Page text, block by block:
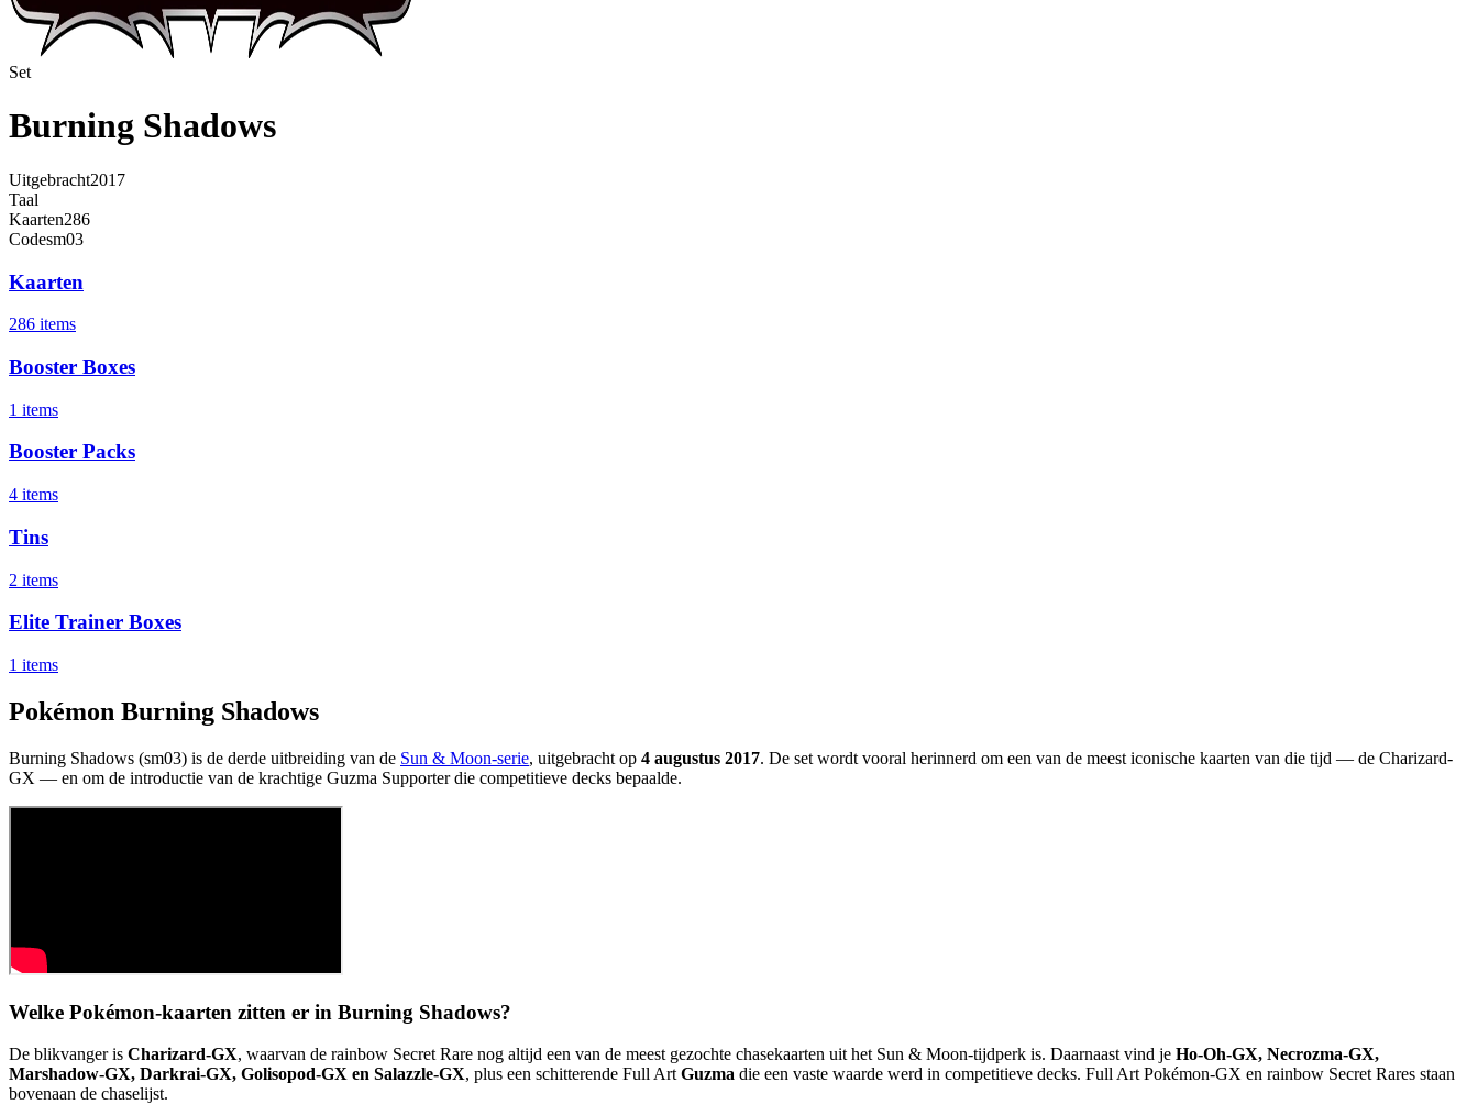
Set
Burning Shadows
Uitgebracht2017
Taal
Kaarten286
Codesm03
Kaarten
286 items
Booster Boxes
1 items
Booster Packs
4 items
Tins
2 items
Elite Trainer Boxes
1 items
Pokémon Burning Shadows
Burning Shadows (sm03) is de derde uitbreiding van de Sun & Moon-serie, uitgebracht op 4 augustus 2017. De set wordt vooral herinnerd om een van de meest iconische kaarten van die tijd — de Charizard-
GX — en om de introductie van de krachtige Guzma Supporter die competitieve decks bepaalde.
Welke Pokémon-kaarten zitten er in Burning Shadows?
De blikvanger is Charizard-GX, waarvan de rainbow Secret Rare nog altijd een van de meest gezochte chasekaarten uit het Sun & Moon-tijdperk is. Daarnaast vind je Ho-Oh-GX, Necrozma-GX,
Marshadow-GX, Darkrai-GX, Golisopod-GX en Salazzle-GX, plus een schitterende Full Art Guzma die een vaste waarde werd in competitieve decks. Full Art Pokémon-GX en rainbow Secret Rares staan
bovenaan de chaselijst.